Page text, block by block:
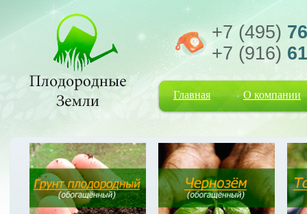
+7 (495)
+7 (916)
Главная О компании